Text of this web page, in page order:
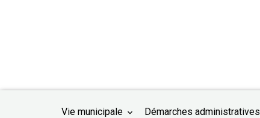
Vie municipale Démarches administratives